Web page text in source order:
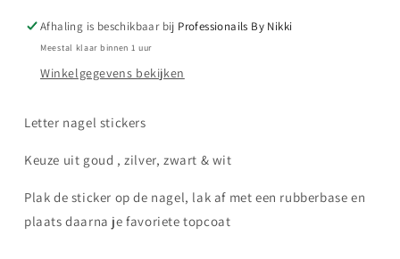
Afhaling is beschikbaar bij Professionails By Nikki
Meestal klaar binnen 1 uur
Winkelgegevens bekijken
Letter nagel stickers
Keuze uit goud , zilver, zwart & wit
Plak de sticker op de nagel, lak af met een rubberbase en
plaats daarna je favoriete topcoat